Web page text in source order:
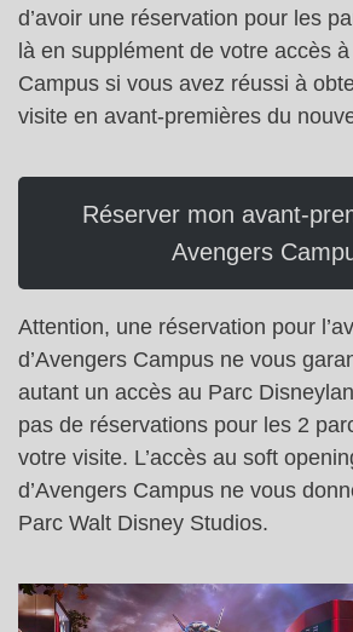
d’avoir une réservation pour les
là en supplément de votre accès
Campus si vous avez réussi à
visite en avant-premières du
Réserver mon avant-
Avengers
Attention, une réservation pour
d’Avengers Campus ne vous
autant un accès au Parc
pas de réservations pour les 2
votre visite. L’accès au soft
d’Avengers Campus ne vous
Parc Walt Disney Studios.